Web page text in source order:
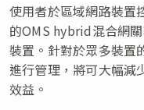
使用者於區域網路裝置
的OMS hybrid混合網
裝置。針對於眾多裝置
進行管理，將可大幅減
效益。